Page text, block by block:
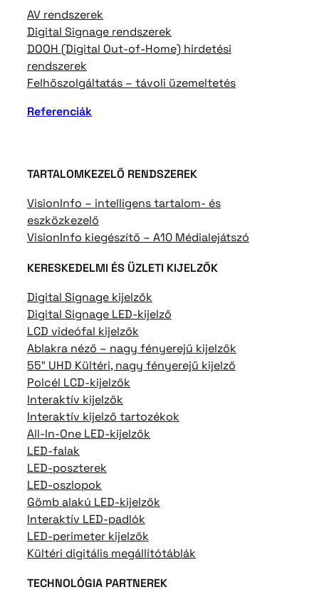
AV rendszerek
Digital Signage rendszerek
DOOH (Digital Out-of-Home) hirdetési
rendszerek
Felhőszolgáltatás – távoli üzemeltetés
Referenciák
TARTALOMKEZELŐ RENDSZEREK
VisionInfo – intelligens tartalom- és
eszközkezelő
VisionInfo kiegészítő – A10 Médialejátszó
KERESKEDELMI ÉS ÜZLETI KIJELZŐK
Digital Signage kijelzők
Digital Signage LED-kijelző
LCD videófal kijelzők
Ablakra néző – nagy fényerejű kijelzők
55″ UHD Kültéri, nagy fényerejű kijelző
Polcél LCD-kijelzők
Interaktív kijelzők
Interaktív kijelző tartozékok
All-In-One LED-kijelzők
LED-falak
LED-poszterek
LED-oszlopok
Gömb alakú LED-kijelzők
Interaktív LED-padlók
LED-perimeter kijelzők
Kültéri digitális megállítótáblák
TECHNOLÓGIA PARTNEREK